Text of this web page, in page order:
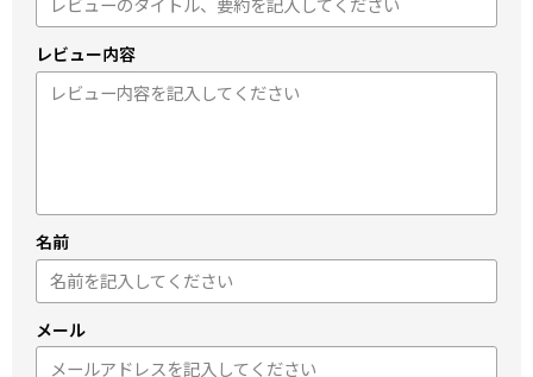
レビュー内容
名前
メール